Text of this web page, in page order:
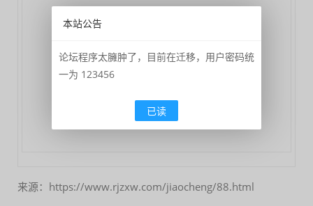
来源：https://www.rjzxw.com/jiaocheng/88.html
本站公告
论坛程序太臃肿了，目前在迁移，用户密码统
一为 123456
已读